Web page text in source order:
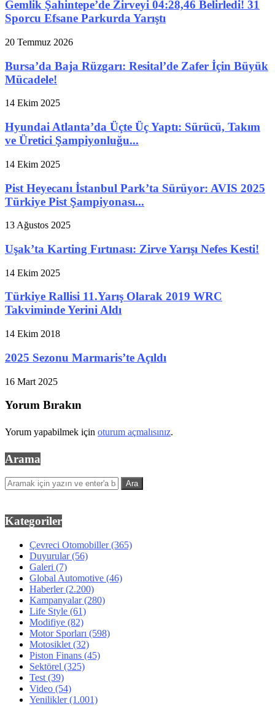
Gemlik Şahintepe’de Zirveyi 04:28,46 Belirledi! 31
Sporcu Efsane Parkurda Yarıştı
20 Temmuz 2026
Bursa’da Baja Rüzgarı: Resital’de Zafer İçin Büyük
Mücadele!
14 Ekim 2025
Hyundai Atlanta’da Üçte Üç Yaptı: Sürücü, Takım
ve Üretici Şampiyonluğu...
14 Ekim 2025
Pist Heyecanı İstanbul Park’ta Sürüyor: AVIS 2025
Türkiye Pist Şampiyonası...
13 Ağustos 2025
Uşak’ta Karting Fırtınası: Zirve Yarışı Nefes Kesti!
14 Ekim 2025
Türkiye Rallisi 11.Yarış Olarak 2019 WRC
Takviminde Yerini Aldı
14 Ekim 2018
2025 Sezonu Marmaris’te Açıldı
16 Mart 2025
Yorum Bırakın
Yorum yapabilmek için oturum açmalısınız.
Arama
Kategoriler
Çevreci Otomobiller(365)
Duyurular(56)
Galeri (7)
Global Automotive (46)
Haberler(2.200)
Kampanyalar(280)
Life Style (61)
Modifiye (82)
Motor Sporları (598)
Motosiklet (32)
Piston Finans (45)
Sektörel (325)
Test (39)
Video (54)
Yenilikler(1.001)